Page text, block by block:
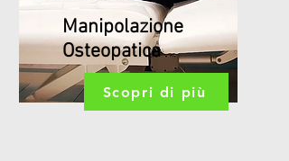
Manipolazione
Osteopatica
Scopri di più